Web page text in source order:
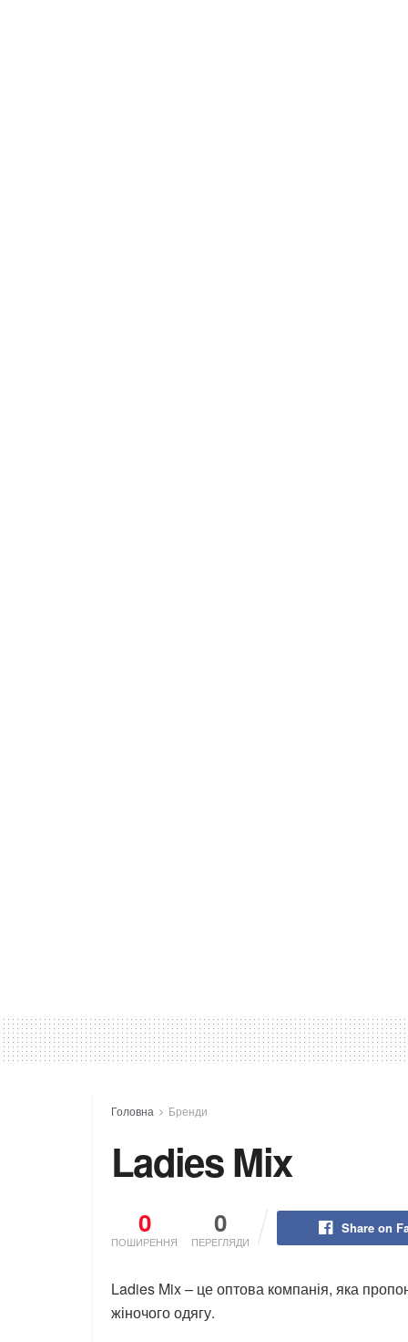
Головна Бренди
Ladies Mix
0
ПОШИРЕННЯ
0
ПЕРЕГЛЯДИ
Share on
Ladies Mix – це оптова компанія, яка
жіночого одягу.